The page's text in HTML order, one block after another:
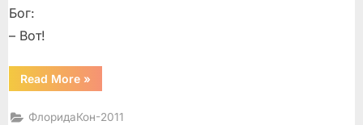
Бог:
– Вот!
Read More“Дворжик”
»
ФлоридаКон-2011